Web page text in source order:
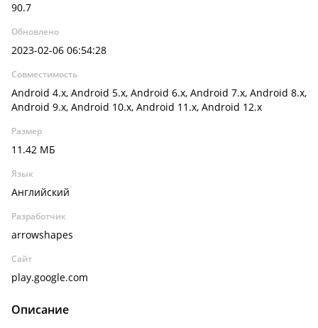
90.7
Обновлено
2023-02-06 06:54:28
Совместимость
Android 4.x, Android 5.x, Android 6.x, Android 7.x, Android 8.x,
Android 9.x, Android 10.x, Android 11.x, Android 12.x
Размер
11.42 МБ
Язык
Английский
Разработчик
arrowshapes
Сайт
play.google.com
Описание